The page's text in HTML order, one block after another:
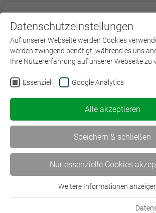
Gepr. Fachmann/-Frau für
Lehrgang zur Vorbereitung auf die IHK-
Datenschutzeinstellungen
Auf unserer Webseite werden Cookies
werden zwingend benötigt, während es uns
Ihre Nutzererfahrung auf unserer Webseite zu
Essenziell Google Analytics
Alle akzeptieren
Speichern & schließen
Nur essenzielle Cookies
Essenzielle Cookies werden für
Weitere Informationen